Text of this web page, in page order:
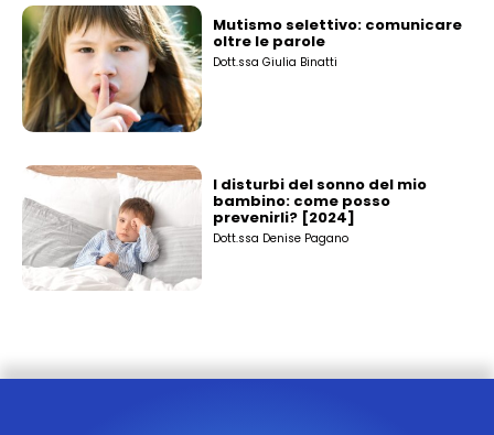
Mutismo selettivo: comunicare
oltre le parole
Dott.ssa Giulia Binatti
I disturbi del sonno del mio
bambino: come posso
prevenirli? [2024]
Dott.ssa Denise Pagano